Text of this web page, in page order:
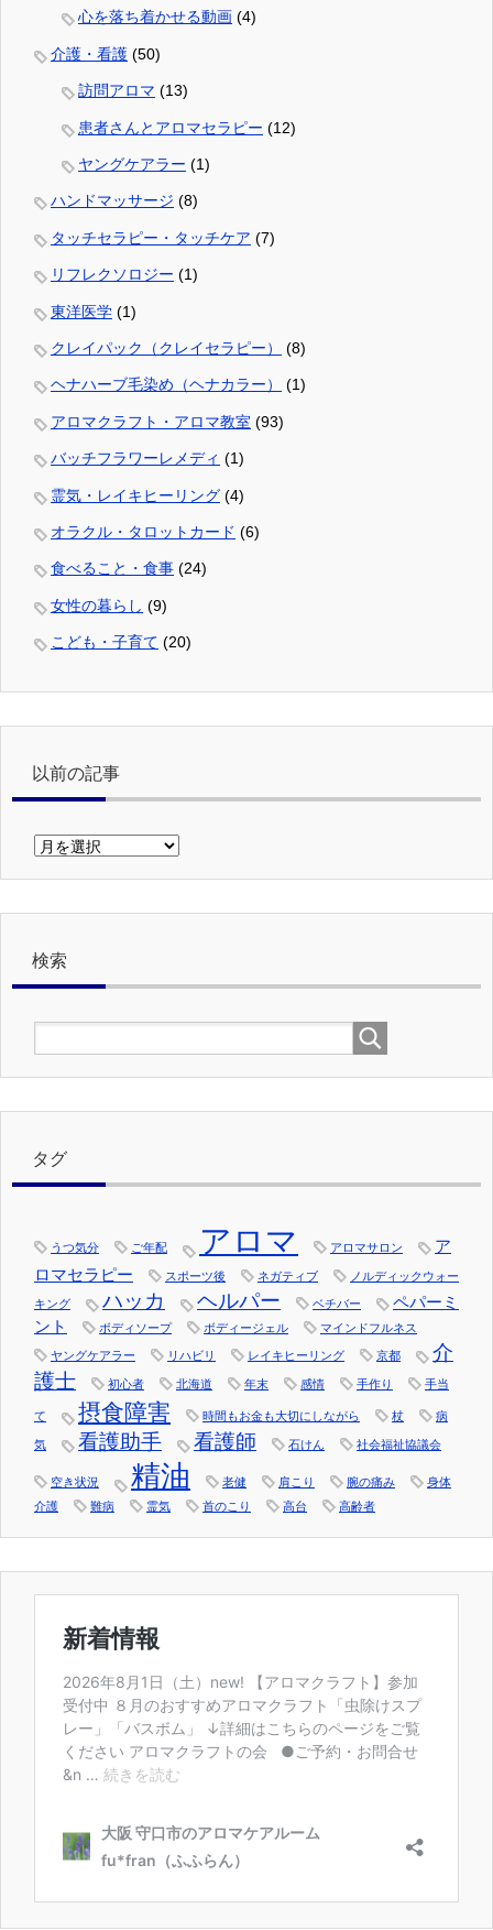
心を落ち着かせる動画 (4)
介護・看護 (50)
訪問アロマ (13)
患者さんとアロマセラピー (12)
ヤングケアラー (1)
ハンドマッサージ (8)
タッチセラピー・タッチケア (7)
リフレクソロジー (1)
東洋医学 (1)
クレイパック（クレイセラピー） (8)
ヘナハーブ毛染め（ヘナカラー） (1)
アロマクラフト・アロマ教室 (93)
バッチフラワーレメディ (1)
霊気・レイキヒーリング (4)
オラクル・タロットカード (6)
食べること・食事 (24)
女性の暮らし (9)
こども・子育て (20)
以前の記事
以
の
検索
タグ
うつ気分 ご年配 アロマ アロマサロン
ア
ロマセラピー
スポーツ後 ネガティブ ノルディックウォー
キング ハッカ ヘルパー ベチバー
ペパーミ
ント
ボディソープ ボディージェル マインドフルネス
ヤングケアラー リハビリ レイキヒーリング 京都
介
護士
初心者 北海道 年末 感情 手作り 手当
て 摂食障害 時間もお金も大切にしながら 杖 病
気 看護助手 看護師 石けん 社会福祉協議会
空き状況 精油 老健 肩こり 腕の痛み
身体
介護
難病 霊気 首のこり 高台 高齢者